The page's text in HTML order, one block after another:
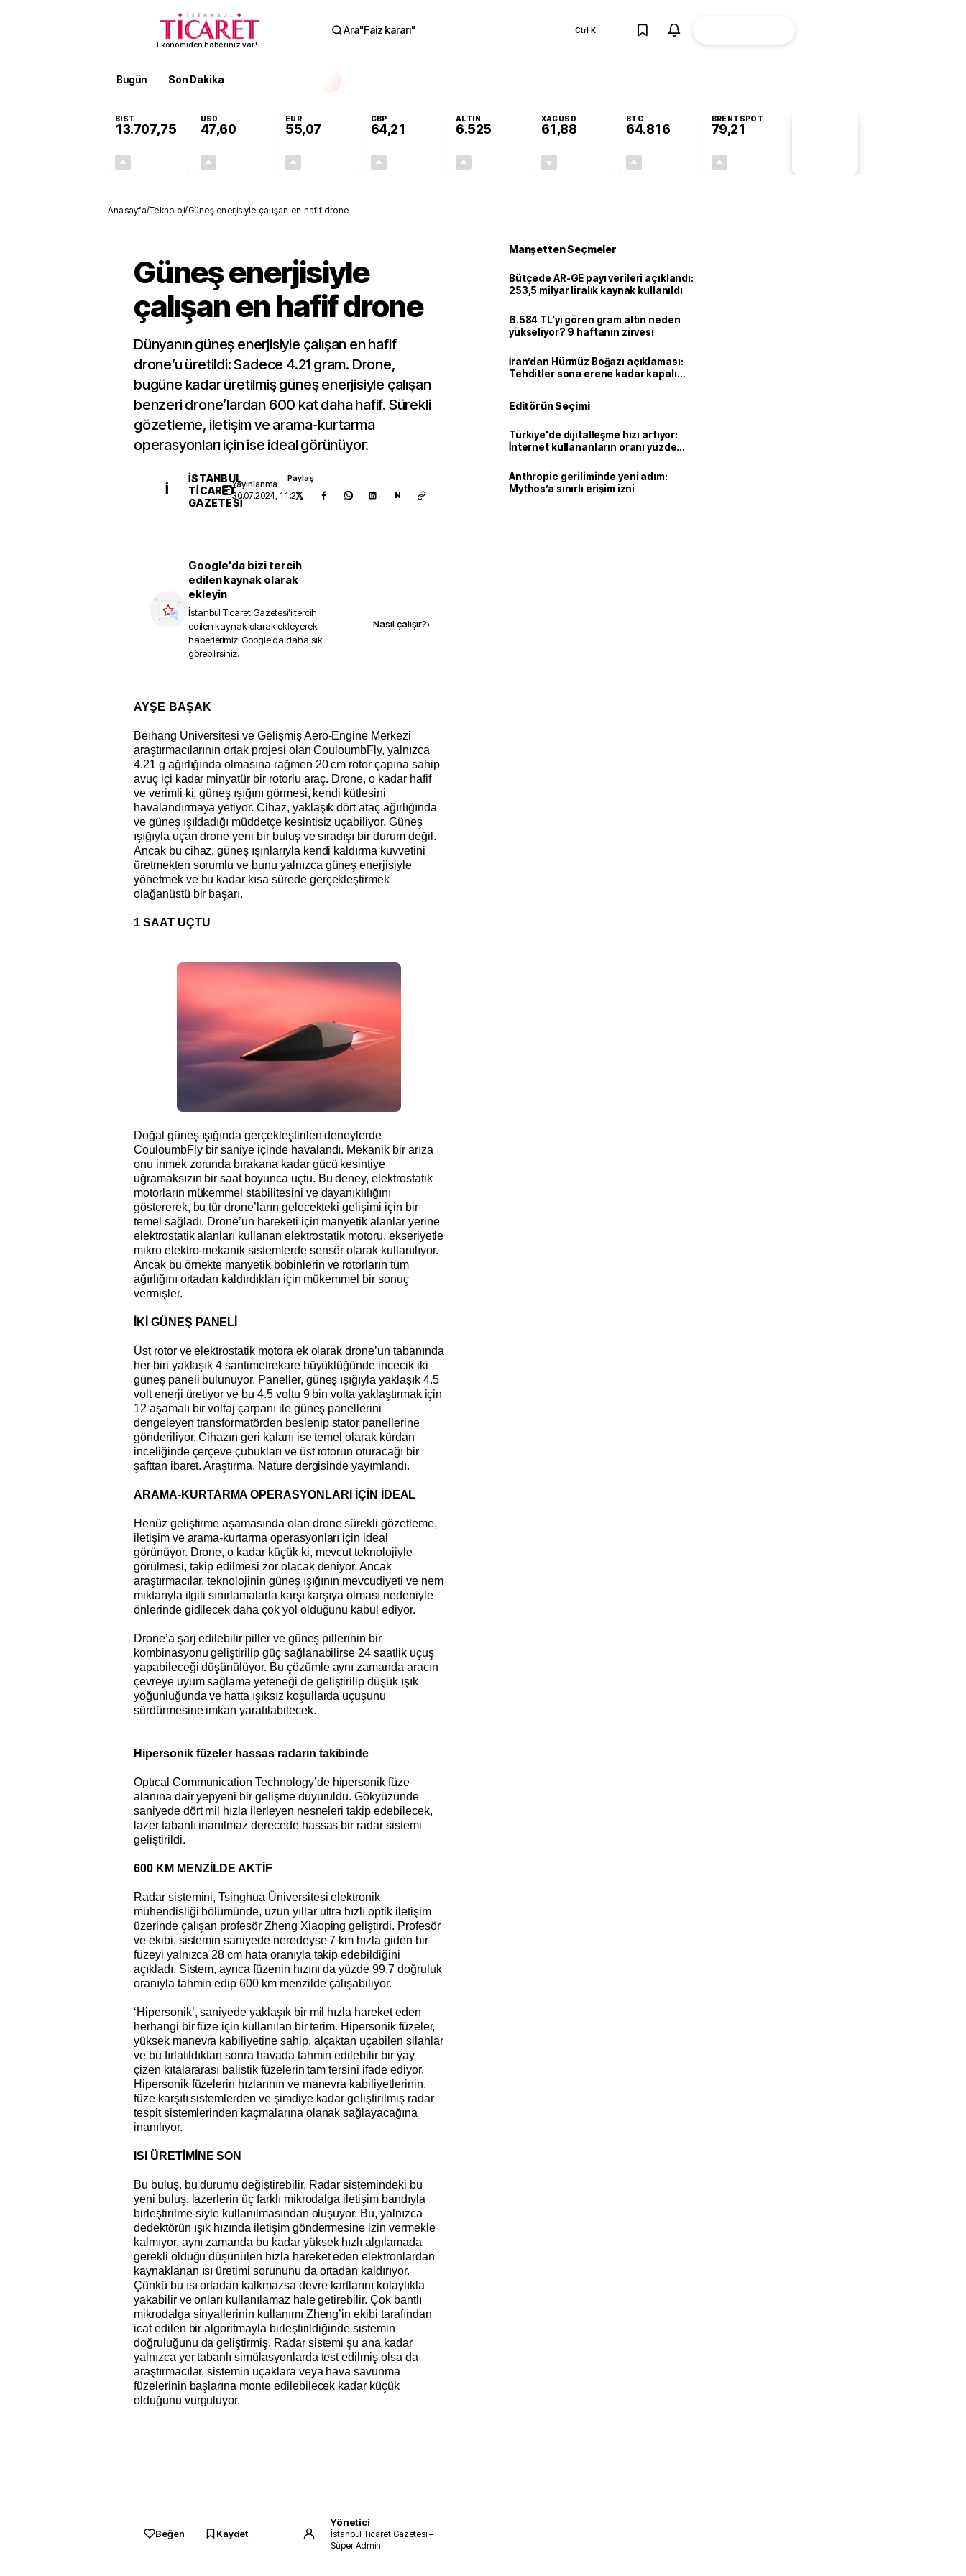
Ekonomiden haberiniz var!
Ara"Faiz kararı" Ctrl K
Bugün Son Dakika
BIST
13.707,75
USD
47,60
EUR
55,07
GBP
64,21
ALTIN
6.525
XAGUSD
61,88
BTC
64.816
BRENTSPOT
79,21
Anasayfa/Teknoloji/Güneş enerjisiyle çalışan en hafif drone
Güneş enerjisiyle
çalışan en hafif drone
Dünyanın güneş enerjisiyle çalışan en hafif
drone’u üretildi: Sadece 4.21 gram. Drone,
bugüne kadar üretilmiş güneş enerjisiyle çalışan
benzeri drone’lardan 600 kat daha hafif. Sürekli
gözetleme, iletişim ve arama-kurtarma
operasyonları için ise ideal görünüyor.
İ
İSTANBUL
TICARET
GAZETESI
Yayınlanma
30.07.2024, 11:27
Paylaş
N
Google'da bizi tercih
edilen kaynak olarak
ekleyin
İstanbul Ticaret Gazetesi'i tercih
edilen kaynak olarak ekleyerek
haberlerimizi Google'da daha sık
görebilirsiniz.
Nasıl çalışır?›
AYŞE BAŞAK
Beıhang Üniversitesi ve Gelişmiş Aero-Engine Merkezi
araştırmacılarının ortak projesi olan CouloumbFly, yalnızca
4.21 g ağırlığında olmasına rağmen 20 cm rotor çapına sahip
avuç içi kadar minyatür bir rotorlu araç. Drone, o kadar hafif
ve verimli ki, güneş ışığını görmesi, kendi kütlesini
havalandırmaya yetiyor. Cihaz, yaklaşık dört ataç ağırlığında
ve güneş ışıldadığı müddetçe kesintisiz uçabiliyor. Güneş
ışığıyla uçan drone yeni bir buluş ve sıradışı bir durum değil.
Ancak bu cihaz, güneş ışınlarıyla kendi kaldırma kuvvetini
üretmekten sorumlu ve bunu yalnızca güneş enerjisiyle
yönetmek ve bu kadar kısa sürede gerçekleştirmek
olağanüstü bir başarı.
1 SAAT UÇTU
Doğal güneş ışığında gerçekleştirilen deneylerde
CouloumbFly bir saniye içinde havalandı. Mekanik bir arıza
onu inmek zorunda bırakana kadar gücü kesintiye
uğramaksızın bir saat boyunca uçtu. Bu deney, elektrostatik
motorların mükemmel stabilitesini ve dayanıklılığını
göstererek, bu tür drone’ların gelecekteki gelişimi için bir
temel sağladı. Drone’un hareketi için manyetik alanlar yerine
elektrostatik alanları kullanan elektrostatik motoru, ekseriyetle
mikro elektro-mekanik sistemlerde sensör olarak kullanılıyor.
Ancak bu örnekte manyetik bobinlerin ve rotorların tüm
ağırlığını ortadan kaldırdıkları için mükemmel bir sonuç
vermişler.
İKİ GÜNEŞ PANELİ
Üst rotor ve elektrostatik motora ek olarak drone’un tabanında
her biri yaklaşık 4 santimetrekare büyüklüğünde incecik iki
güneş paneli bulunuyor. Paneller, güneş ışığıyla yaklaşık 4.5
volt enerji üretiyor ve bu 4.5 voltu 9 bin volta yaklaştırmak için
12 aşamalı bir voltaj çarpanı ile güneş panellerini
dengeleyen transformatörden beslenip stator panellerine
gönderiliyor. Cihazın geri kalanı ise temel olarak kürdan
inceliğinde çerçeve çubukları ve üst rotorun oturacağı bir
şafttan ibaret. Araştırma, Nature dergisinde yayımlandı.
ARAMA-KURTARMA OPERASYONLARI İÇİN İDEAL
Henüz geliştirme aşamasında olan drone sürekli gözetleme,
iletişim ve arama-kurtarma operasyonları için ideal
görünüyor. Drone, o kadar küçük ki, mevcut teknolojiyle
görülmesi, takip edilmesi zor olacak deniyor. Ancak
araştırmacılar, teknolojinin güneş ışığının mevcudiyeti ve nem
miktarıyla ilgili sınırlamalarla karşı karşıya olması nedeniyle
önlerinde gidilecek daha çok yol olduğunu kabul ediyor.
Drone’a şarj edilebilir piller ve güneş pillerinin bir
kombinasyonu geliştirilip güç sağlanabilirse 24 saatlik uçuş
yapabileceği düşünülüyor. Bu çözümle aynı zamanda aracın
çevreye uyum sağlama yeteneği de geliştirilip düşük ışık
yoğunluğunda ve hatta ışıksız koşullarda uçuşunu
sürdürmesine imkan yaratılabilecek.
Hipersonik füzeler hassas radarın takibinde
Optıcal Communication Technology’de hipersonik füze
alanına dair yepyeni bir gelişme duyuruldu. Gökyüzünde
saniyede dört mil hızla ilerleyen nesneleri takip edebilecek,
lazer tabanlı inanılmaz derecede hassas bir radar sistemi
geliştirildi.
600 KM MENZİLDE AKTİF
Radar sistemini, Tsinghua Üniversitesi elektronik
mühendisliği bölümünde, uzun yıllar ultra hızlı optik iletişim
üzerinde çalışan profesör Zheng Xiaoping geliştirdi. Profesör
ve ekibi, sistemin saniyede neredeyse 7 km hızla giden bir
füzeyi yalnızca 28 cm hata oranıyla takip edebildiğini
açıkladı. Sistem, ayrıca füzenin hızını da yüzde 99.7 doğruluk
oranıyla tahmin edip 600 km menzilde çalışabiliyor.
‘Hipersonik’, saniyede yaklaşık bir mil hızla hareket eden
herhangi bir füze için kullanılan bir terim. Hipersonik füzeler,
yüksek manevra kabiliyetine sahip, alçaktan uçabilen silahlar
ve bu fırlatıldıktan sonra havada tahmin edilebilir bir yay
çizen kıtalararası balistik füzelerin tam tersini ifade ediyor.
Hipersonik füzelerin hızlarının ve manevra kabiliyetlerinin,
füze karşıtı sistemlerden ve şimdiye kadar geliştirilmiş radar
tespit sistemlerinden kaçmalarına olanak sağlayacağına
inanılıyor.
ISI ÜRETİMİNE SON
Bu buluş, bu durumu değiştirebilir. Radar sistemindeki bu
yeni buluş, lazerlerin üç farklı mikrodalga iletişim bandıyla
birleştirilme-siyle kullanılmasından oluşuyor. Bu, yalnızca
dedektörün ışık hızında iletişim göndermesine izin vermekle
kalmıyor, aynı zamanda bu kadar yüksek hızlı algılamada
gerekli olduğu düşünülen hızla hareket eden elektronlardan
kaynaklanan ısı üretimi sorununu da ortadan kaldırıyor.
Çünkü bu ısı ortadan kalkmazsa devre kartlarını kolaylıkla
yakabilir ve onları kullanılamaz hale getirebilir. Çok bantlı
mikrodalga sinyallerinin kullanımı Zheng’in ekibi tarafından
icat edilen bir algoritmayla birleştirildiğinde sistemin
doğruluğunu da geliştirmiş. Radar sistemi şu ana kadar
yalnızca yer tabanlı simülasyonlarda test edilmiş olsa da
araştırmacılar, sistemin uçaklara veya hava savunma
füzelerinin başlarına monte edilebilecek kadar küçük
olduğunu vurguluyor.
Beğen Kaydet
Yönetici
İstanbul Ticaret Gazetesi –
Süper Admin
Manşetten Seçmeler
Bütçede AR-GE payı verileri açıklandı:
253,5 milyar liralık kaynak kullanıldı
6.584 TL'yi gören gram altın neden
yükseliyor? 9 haftanın zirvesi
İran’dan Hürmüz Boğazı açıklaması:
Tehditler sona erene kadar kapalı
Editörün Seçimi
Türkiye'de dijitalleşme hızı artıyor:
İnternet kullananların oranı yüzde
Anthropic geriliminde yeni adım:
Mythos’a sınırlı erişim izni